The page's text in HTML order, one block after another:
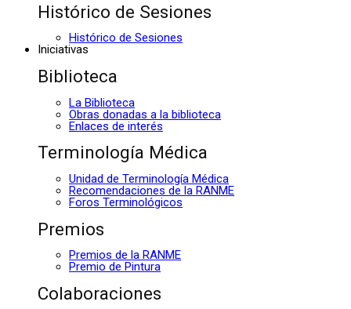
Histórico de Sesiones
Histórico de Sesiones
Iniciativas
Biblioteca
La Biblioteca
Obras donadas a la biblioteca
Enlaces de interés
Terminología Médica
Unidad de Terminología Médica
Recomendaciones de la RANME
Foros Terminológicos
Premios
Premios de la RANME
Premio de Pintura
Colaboraciones